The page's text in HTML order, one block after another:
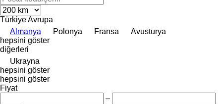
TürkiyeAvrupa
Almanya
Polonya Fransa
Avusturya
hepsini göster
diğerleri
Ukrayna
hepsini göster
hepsini göster
Fiyat
–